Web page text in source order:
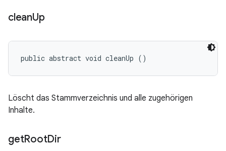
cleanUp
public abstract void cleanUp ()
Löscht das Stammverzeichnis und alle zugehörigen
Inhalte.
getRootDir